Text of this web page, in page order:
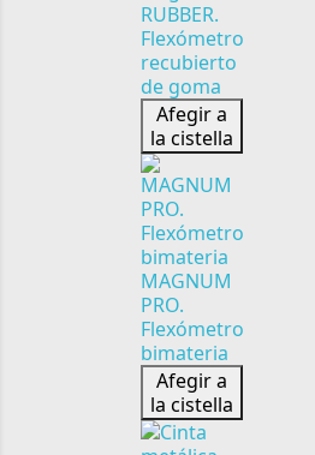
RUBBER.
Flexómetro
recubierto
de goma
Afegir a
la cistella
MAGNUM
PRO.
Flexómetro
bimateria
Afegir a
la cistella